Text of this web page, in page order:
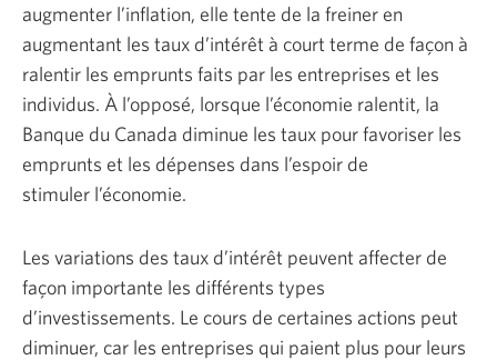
augmenter l’inflation, elle tente de la freiner en
augmentant les taux d’intérêt à court terme de façon à
ralentir les emprunts faits par les entreprises et les
individus. À l’opposé, lorsque l’économie ralentit, la
Banque du Canada diminue les taux pour favoriser les
emprunts et les dépenses dans l’espoir de
stimuler l’économie.
Les variations des taux d’intérêt peuvent affecter de
façon importante les différents types
d’investissements. Le cours de certaines actions peut
diminuer, car les entreprises qui paient plus pour leurs